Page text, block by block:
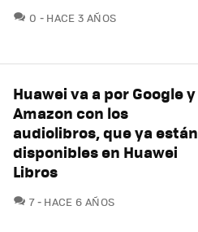
0 COMENTARIOS
HACE 3 AÑOS
Huawei va a por Google y
Amazon con los
audiolibros, que ya están
disponibles en Huawei
Libros
7COMENTARIOS
HACE 6 AÑOS